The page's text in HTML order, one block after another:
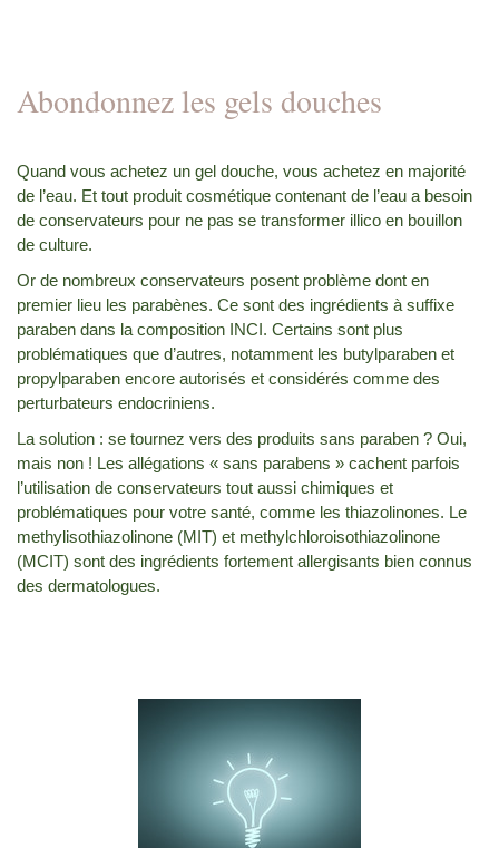
Abondonnez les gels douches
Quand vous achetez un gel douche, vous achetez en majorité
de l’eau. Et tout produit cosmétique contenant de l’eau a besoin
de conservateurs pour ne pas se transformer illico en bouillon
de culture.
Or de nombreux conservateurs posent problème dont en
premier lieu les parabènes. Ce sont des ingrédients à suffixe
paraben dans la composition INCI. Certains sont plus
problématiques que d’autres, notamment les butylparaben et
propylparaben encore autorisés et considérés comme des
perturbateurs endocriniens.
La solution : se tournez vers des produits sans paraben ? Oui,
mais non ! Les allégations « sans parabens » cachent parfois
l’utilisation de conservateurs tout aussi chimiques et
problématiques pour votre santé, comme les thiazolinones. Le
methylisothiazolinone (MIT) et methylchloroisothiazolinone
(MCIT) sont des ingrédients fortement allergisants bien connus
des dermatologues.